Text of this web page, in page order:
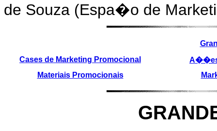
de Souza (Espa�o de
Cases de Marketing Promocional
A��es
Materiais Promocionais